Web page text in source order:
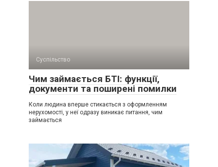
Суспільство
Чим займається БТІ: функції,
документи та поширені помилки
Коли людина вперше стикається з оформленням
нерухомості, у неї одразу виникає питання, чим
займається